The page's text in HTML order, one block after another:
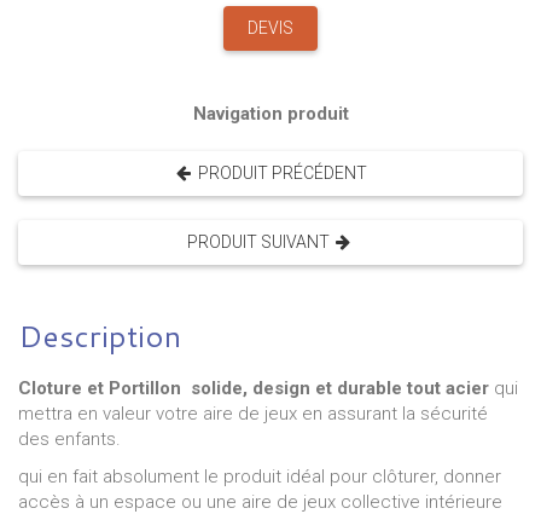
DEVIS
Navigation produit
PRODUIT PRÉCÉDENT
PRODUIT SUIVANT
Description
Cloture et Portillon solide, design et durable tout acier qui
mettra en valeur votre aire de jeux en assurant la sécurité
des enfants.
qui en fait absolument le produit idéal pour clôturer, donner
accès à un espace ou une aire de jeux collective intérieure